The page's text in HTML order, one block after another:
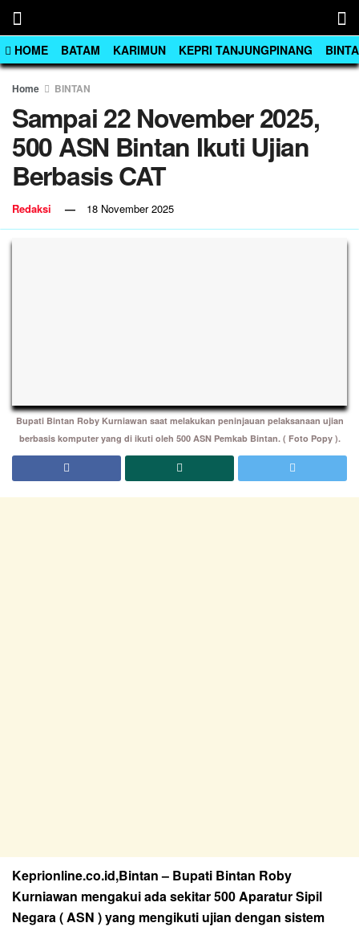
HOME BATAM KARIMUN KEPRI TANJUNGPINANG
Home BINTAN
Sampai 22 November 2025,
500 ASN Bintan Ikuti Ujian
Berbasis CAT
Redaksi 18 November 2025
Bupati Bintan Roby Kurniawan saat melakukan peninjauan pelaksanaan ujian
berbasis komputer yang di ikuti oleh 500 ASN Pemkab Bintan. ( Foto Popy ).
Keprionline.co.id,Bintan– Bupati Bintan Roby
Kurniawan mengakui ada sekitar 500 Aparatur Sipil
Negara ( ASN ) yang mengikuti ujian dengan sistem